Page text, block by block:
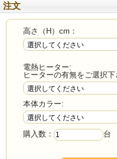
✔ リビングで使え
✔ こたつの高さを
✔ 家族でこたつを
✔ 長く使えるしっ
注文
高さ（H）cm：
電熱ヒーター:
ヒーターの有無をご選択下
本体カラー:
購入数： 台